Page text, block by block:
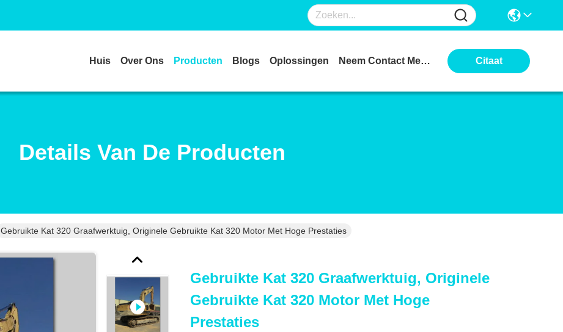
Huis Over Ons Producten Blogs Oplossingen Neem Contact Met Ons Op Citaat
Details Van De Producten
Gebruikte Kat 320 Graafwerktuig, Originele Gebruikte Kat 320 Motor Met Hoge Prestaties
Gebruikte Kat 320 Graafwerktuig, Originele
Gebruikte Kat 320 Motor Met Hoge
Prestaties